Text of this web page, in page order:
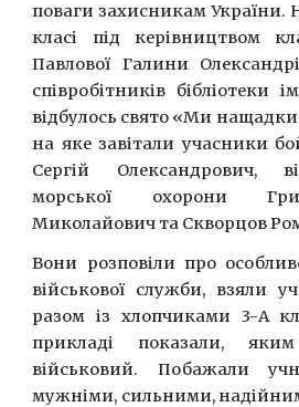
поваги захисникам України.
класі під керівництвом
Павлової Галини
співробітників бібліотеки
відбулось свято «Ми
на яке завітали учасники
Сергій Олександрович,
морської охорони
Миколайович та Скворцов
Вони розповіли про
військової служби, взяли
разом із хлопчиками 3-А
прикладі показали,
військовий. Побажали
мужніми, сильними,